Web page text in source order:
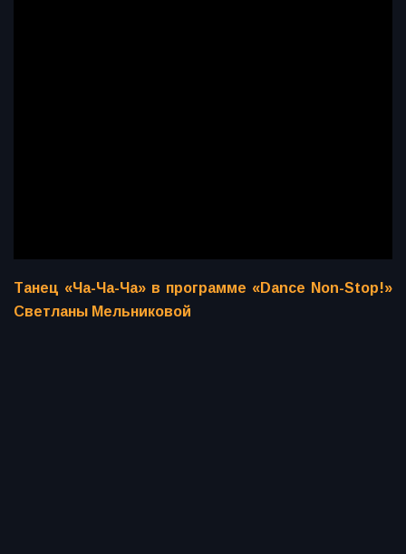
Танец «Ча-Ча-Ча» в программе «Dance Non-Stop!»
Светланы Мельниковой